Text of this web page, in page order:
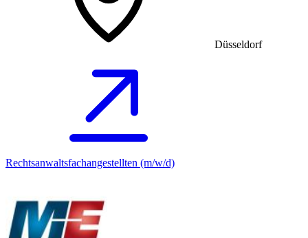
Düsseldorf
Rechtsanwaltsfachangestellten (m/w/d)